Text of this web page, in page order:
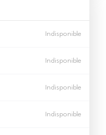
Indisponible
Indisponible
Indisponible
Indisponible